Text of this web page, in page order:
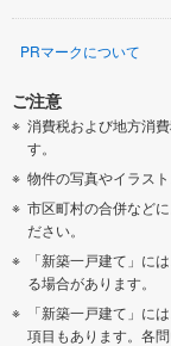
PRマークについて
ご注意
消費税および地方消
す。
物件の写真やイラス
市区町村の合併など
ださい。
「新築一戸建て」に
る場合があります。
「新築一戸建て」に
項目もあります。各